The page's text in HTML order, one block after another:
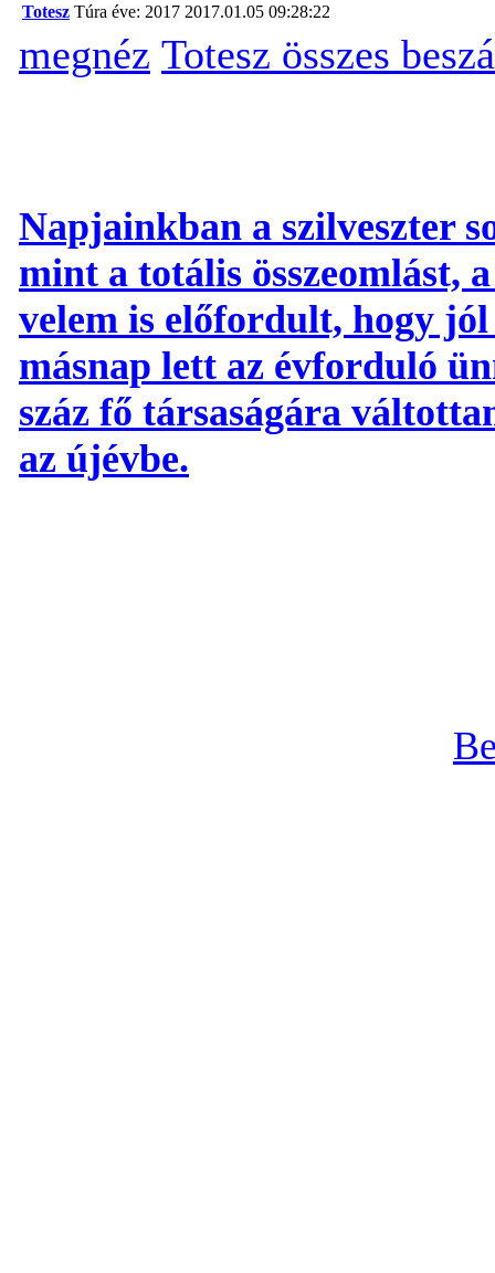
Totesz Túra éve: 2017 2017.01.05 09:28:22
megnéz Totesz összes
Napjainkban a szilveszter
mint a totális összeomlást,
velem is előfordult, hogy
másnap lett az évforduló
száz fő társaságára
az újévbe.